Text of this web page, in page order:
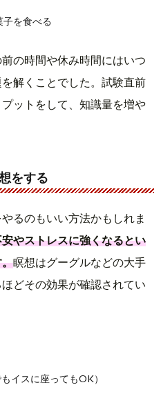
子を食べる
の時間や休み時間にはいつ
解くことでした。試験直前
ットをして、知識量を増や
をする
るのもいい方法かもしれま
やストレスに強くなるとい
瞑想はグーグルなどの大手
どその効果が確認されてい
イスに座ってもOK）